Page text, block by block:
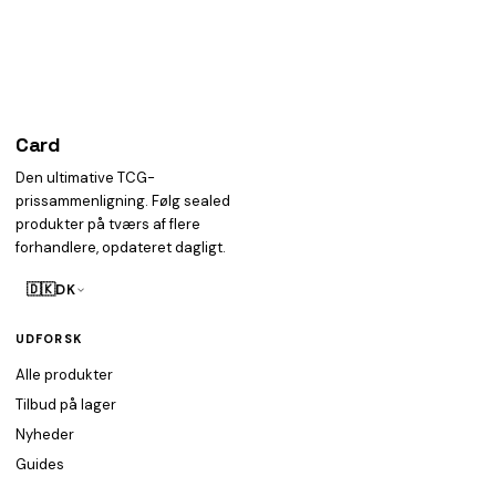
Card
Den ultimative TCG-
prissammenligning. Følg sealed
produkter på tværs af flere
forhandlere, opdateret dagligt.
🇩🇰DK
UDFORSK
Alle produkter
Tilbud på lager
Nyheder
Guides